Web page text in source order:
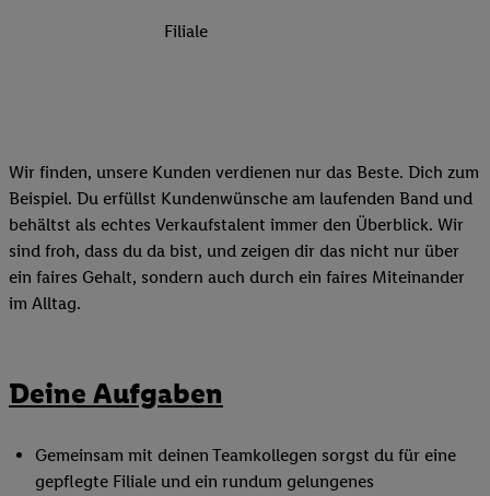
Filiale
Wir finden, unsere Kunden verdienen nur das Beste. Dich zum
Beispiel. Du erfüllst Kundenwünsche am laufenden Band und
behältst als echtes Verkaufstalent immer den Überblick. Wir
sind froh, dass du da bist, und zeigen dir das nicht nur über
ein faires Gehalt, sondern auch durch ein faires Miteinander
im Alltag.
Deine Aufgaben
Gemeinsam mit deinen Teamkollegen sorgst du für eine
gepflegte Filiale und ein rundum gelungenes